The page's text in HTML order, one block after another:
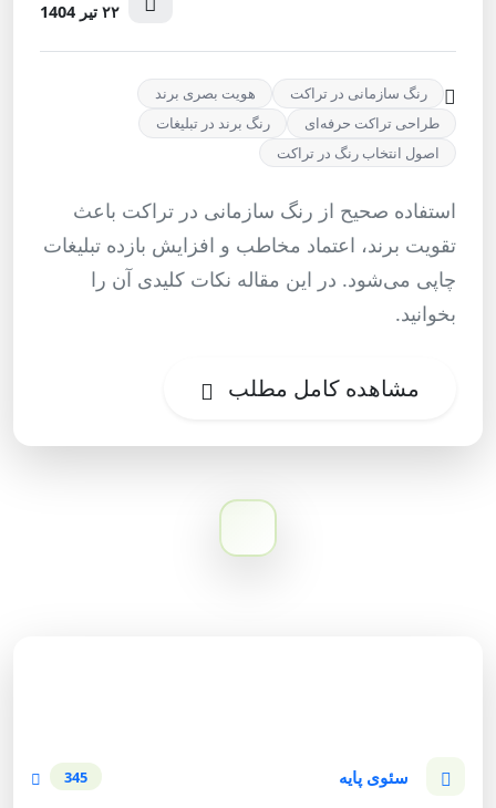
۲۲ تیر 1404
رنگ سازمانی در تراکت
هویت بصری برند
طراحی تراکت حرفه‌ای
رنگ برند در تبلیغات
اصول انتخاب رنگ در تراکت
استفاده صحیح از رنگ سازمانی در تراکت باعث
تقویت برند، اعتماد مخاطب و افزایش بازده تبلیغات
چاپی می‌شود. در این مقاله نکات کلیدی آن را
بخوانید.
مشاهده کامل مطلب
سئوی پایه 345